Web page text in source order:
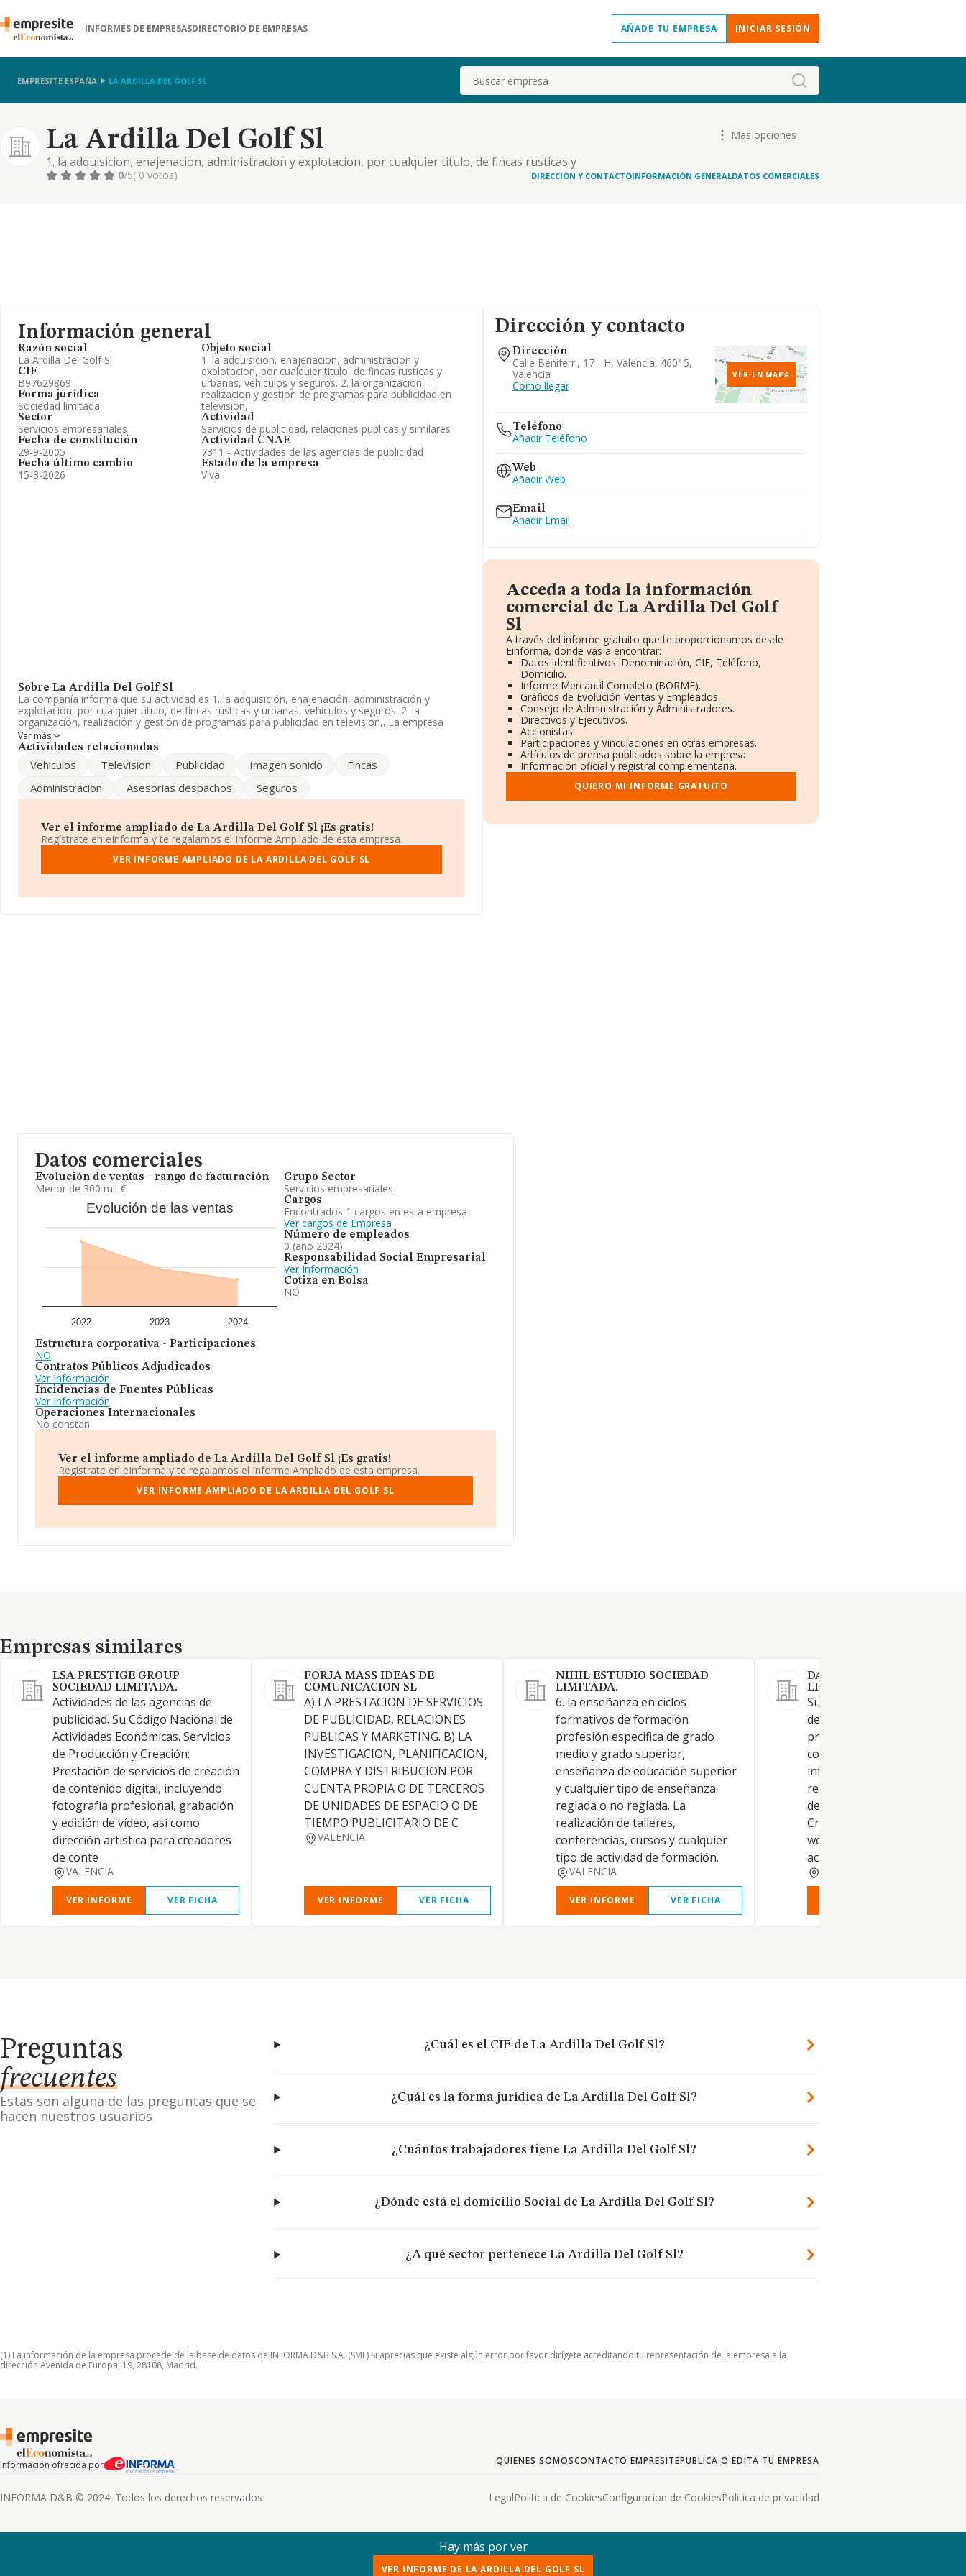
INFORMES DE EMPRESASDIRECTORIO DE EMPRESAS AÑADE TU EMPRESA INICIAR SESIÓN
EMPRESITE ESPAÑA LA ARDILLA DEL GOLF SL Buscar
La Ardilla Del Golf Sl
1. la adquisicion, enajenacion, administracion y explotacion, por cualquier titulo, de fincas rusticas y
urbanas, vehiculos y seguros. 2. la organizacion, realizacion y gestion de programas para publicidad
Mas opciones
0/5( 0 votos) DIRECCIÓN Y CONTACTOINFORMACIÓN GENERALDATOS COMERCIALES
Información general
Razón social
La Ardilla Del Golf Sl
CIF
B97629869
Forma jurídica
Sociedad limitada
Sector
Servicios empresariales
Fecha de constitución
29-9-2005
Fecha último cambio
15-3-2026
Objeto social
1. la adquisicion, enajenacion, administracion y
explotacion, por cualquier titulo, de fincas rusticas y
urbanas, vehiculos y seguros. 2. la organizacion,
realizacion y gestion de programas para publicidad en
television,
Actividad
Servicios de publicidad, relaciones publicas y similares
Actividad CNAE
7311 - Actividades de las agencias de publicidad
Estado de la empresa
Viva
Sobre La Ardilla Del Golf Sl
La compañía informa que su actividad es 1. la adquisición, enajenación, administración y
explotación, por cualquier titulo, de fincas rústicas y urbanas, vehículos y seguros. 2. la
organización, realización y gestión de programas para publicidad en television,. La empresa
aparece inscrita en el Registro Mercantil como Sociedad Limitada. La actividad de referencia
CNAE corresponde a 'Agencias de publicidad', cuyo Código es 7311. La empresa no tiene
Beniferri Urb La Florida núm. 17 H, (46015), en el municipio de Valencia, Comunidad Valenciana.
la facturación asciende a 18.414 millones de euros y el promedio de la facturación de ventas
entre todas las compañías asciende a los 461 mil euros, encontrándose la facturación de la
empresa por encima del promedio. En relación con la información de la provincia de Valencia,
en la base de datos de INFORMA aparecen 1857 empresas, cuyas ventas en 2024 han
alcanzado los 323 millones de euros. Como información adicional de interés, los empleados de
Ver más
Actividades relacionadas
Vehiculos Television Publicidad Imagen sonido
Fincas
Administracion
Asesorias despachos Seguros
Ver el informe ampliado de La Ardilla Del Golf Sl ¡Es gratis!
Regístrate en eInforma y te regalamos el Informe Ampliado de esta empresa.
VER INFORME AMPLIADO DE LA ARDILLA DEL GOLF SL
Dirección y contacto
Dirección
Calle Beniferri, 17 - H, Valencia, 46015,
Valencia
Como llegar
VER EN MAPA
Teléfono
Añadir Teléfono
Web
Añadir Web
Email
Añadir Email
Acceda a toda la información
comercial de La Ardilla Del Golf
Sl
A través del informe gratuito que te proporcionamos desde
Einforma, donde vas a encontrar:
Datos identificativos: Denominación, CIF, Teléfono,
Domicilio.
Informe Mercantil Completo (BORME).
Gráficos de Evolución Ventas y Empleados.
Consejo de Administración y Administradores.
Directivos y Ejecutivos.
Accionistas.
Participaciones y Vinculaciones en otras empresas.
Artículos de prensa publicados sobre la empresa.
Información oficial y registral complementaria.
QUIERO MI INFORME GRATUITO
Datos comerciales
Evolución de ventas - rango de facturación
Menor de 300 mil €
Evolución de las ventas
2022 2023 2024
Estructura corporativa - Participaciones
NO
Contratos Públicos Adjudicados
Ver Información
Incidencias de Fuentes Públicas
Ver Información
Operaciones Internacionales
No constan
Grupo Sector
Servicios empresariales
Cargos
Encontrados 1 cargos en esta empresa
Ver cargos de Empresa
Número de empleados
0 (año 2024)
Responsabilidad Social Empresarial
Ver Información
Cotiza en Bolsa
NO
Ver el informe ampliado de La Ardilla Del Golf Sl ¡Es gratis!
Regístrate en eInforma y te regalamos el Informe Ampliado de esta empresa.
VER INFORME AMPLIADO DE LA ARDILLA DEL GOLF SL
Empresas similares
Empresas similares
LSA PRESTIGE GROUP
SOCIEDAD LIMITADA.
Actividades de las agencias de
publicidad. Su Código Nacional de
Actividades Económicas. Servicios
de Producción y Creación:
Prestación de servicios de creación
de contenido digital, incluyendo
fotografía profesional, grabación
y edición de vídeo, así como
dirección artística para creadores
de conte
VALENCIA
VER INFORME VER FICHA
FORJA MASS IDEAS DE
COMUNICACION SL
A) LA PRESTACION DE SERVICIOS
DE PUBLICIDAD, RELACIONES
PUBLICAS Y MARKETING. B) LA
INVESTIGACION, PLANIFICACION,
COMPRA Y DISTRIBUCION POR
CUENTA PROPIA O DE TERCEROS
DE UNIDADES DE ESPACIO O DE
TIEMPO PUBLICITARIO DE C
VALENCIA
VER INFORME VER FICHA
NIHIL ESTUDIO SOCIEDAD
LIMITADA.
6. la enseñanza en ciclos
formativos de formación
profesión especifica de grado
medio y grado superior,
enseñanza de educación superior
y cualquier tipo de enseñanza
reglada o no reglada. La
realización de talleres,
conferencias, cursos y cualquier
tipo de actividad de formación.
VALENCIA
VER INFORME VER FICHA
DAGO9CABALLERO
LIMITADA.
Su objeto social es: La
de actividades de consultoría
programación informática;
como la gestión de recursos
informáticos y otros servicios
relacionados con las
de la información y la
Creación y gestión de
web; y proceso de datos, y
actividades rela
Preguntas
frecuentes
Estas son alguna de las preguntas que se
hacen nuestros usuarios
¿Cuál es el CIF de La Ardilla Del Golf Sl?
¿Cuál es la forma jurídica de La Ardilla Del Golf Sl?
¿Cuántos trabajadores tiene La Ardilla Del Golf Sl?
¿Dónde está el domicilio Social de La Ardilla Del Golf Sl?
¿A qué sector pertenece La Ardilla Del Golf Sl?
(1) La información de la empresa procede de la base de datos de INFORMA D&B S.A. (SME) Si aprecias que existe algún error por favor dirígete acreditando tu representación de la empresa a la
dirección Avenida de Europa, 19, 28108, Madrid.
Información ofrecida por QUIENES SOMOSCONTACTO EMPRESITEPUBLICA O EDITA TU EMPRESA
INFORMA D&B © 2024. Todos los derechos reservados LegalPolitica de CookiesConfiguracion de CookiesPolitica de privacidad
Hay más por ver
VER INFORME DE LA ARDILLA DEL GOLF SL